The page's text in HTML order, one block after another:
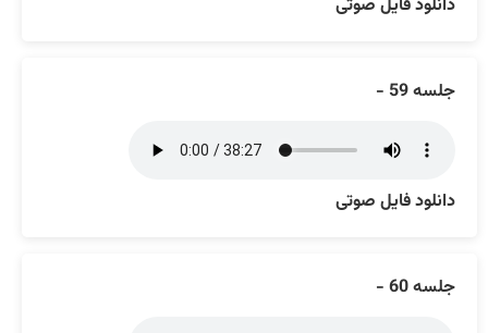
دانلود فایل صوتی
جلسه 59 -
دانلود فایل صوتی
جلسه 60 -